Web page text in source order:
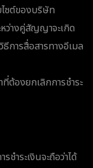
ซต์ของบริษัท
ว่างคู่สัญญาจะเกิด
ารสื่อสารทางอีเมล
ต้องยกเลิกการชำระ
ำระเงินจะถือว่าได้